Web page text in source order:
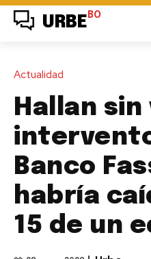
URBE BO
Actualidad
Hallan sin
Banco
habría
15 de un